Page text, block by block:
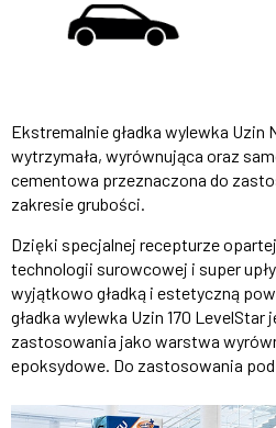
Ekstremalnie gładka wylewka Uzin
wytrzymała, wyrównująca oraz
cementowa przeznaczona do
zakresie grubości.
Dzięki specjalnej recepturze
technologii surowcowej i super
wyjątkowo gładką i estetyczną
gładka wylewka Uzin 170 LevelStar
zastosowania jako warstwa
epoksydowe. Do zastosowania